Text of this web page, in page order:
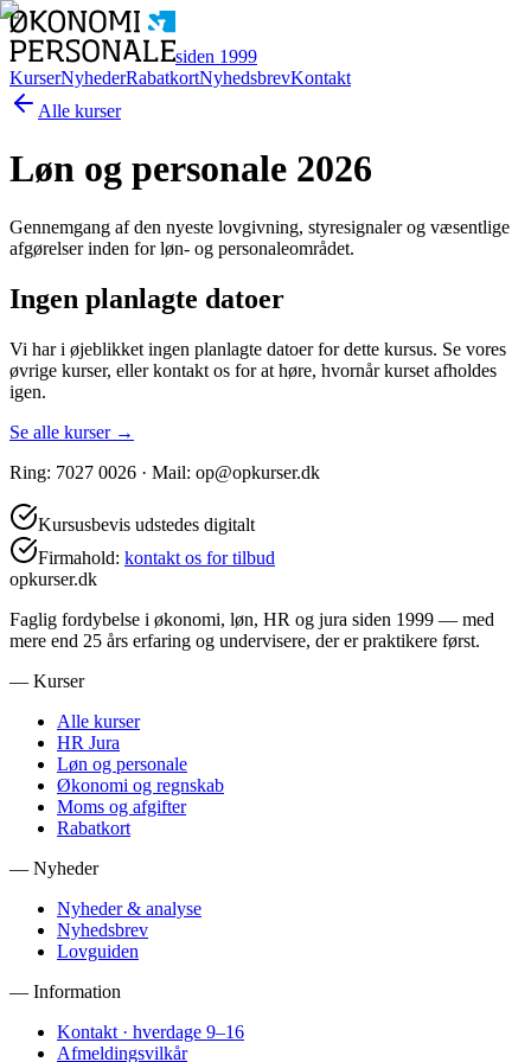
siden 1999
KurserNyhederRabatkortNyhedsbrevKontakt
Alle kurser
Løn og personale 2026
Gennemgang af den nyeste lovgivning, styresignaler og væsentlige
afgørelser inden for løn- og personaleområdet.
Ingen planlagte datoer
Vi har i øjeblikket ingen planlagte datoer for dette kursus. Se vores
øvrige kurser, eller kontakt os for at høre, hvornår kurset afholdes
igen.
Se alle kurser →
Ring: 7027 0026 · Mail: op@opkurser.dk
Kursusbevis udstedes digitalt
Firmahold: kontakt os for tilbud
opkurser.dk
Faglig fordybelse i økonomi, løn, HR og jura siden 1999 — med
mere end 25 års erfaring og undervisere, der er praktikere først.
— Kurser
Alle kurser
HR Jura
Løn og personale
Økonomi og regnskab
Moms og afgifter
Rabatkort
— Nyheder
Nyheder & analyse
Nyhedsbrev
Lovguiden
— Information
Kontakt · hverdage 9–16
Afmeldingsvilkår